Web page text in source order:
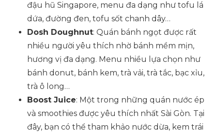
đậu hũ Singapore, menu đa dạng như tofu lá
dứa, đường đen, tofu sốt chanh dây…
Dosh Doughnut: Quán bánh ngọt được rất
nhiều người yêu thích nhờ bánh mềm mịn,
hương vị đa dạng. Menu nhiều lựa chọn như
bánh donut, bánh kem, trà vải, trà tắc, bạc xỉu,
trà ô long…
Boost Juice: Một trong những quán nước ép
và smoothies được yêu thích nhất Sài Gòn. Tại
đây, bạn có thể tham khảo nước dừa, kem trái